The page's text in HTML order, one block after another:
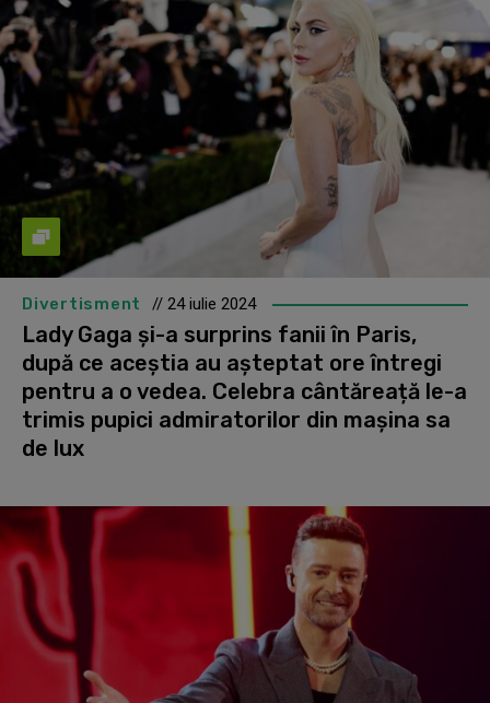
Divertisment // 24 iulie 2024
Lady Gaga și-a surprins fanii în Paris,
după ce aceștia au așteptat ore întregi
pentru a o vedea. Celebra cântăreață le-a
trimis pupici admiratorilor din mașina sa
de lux